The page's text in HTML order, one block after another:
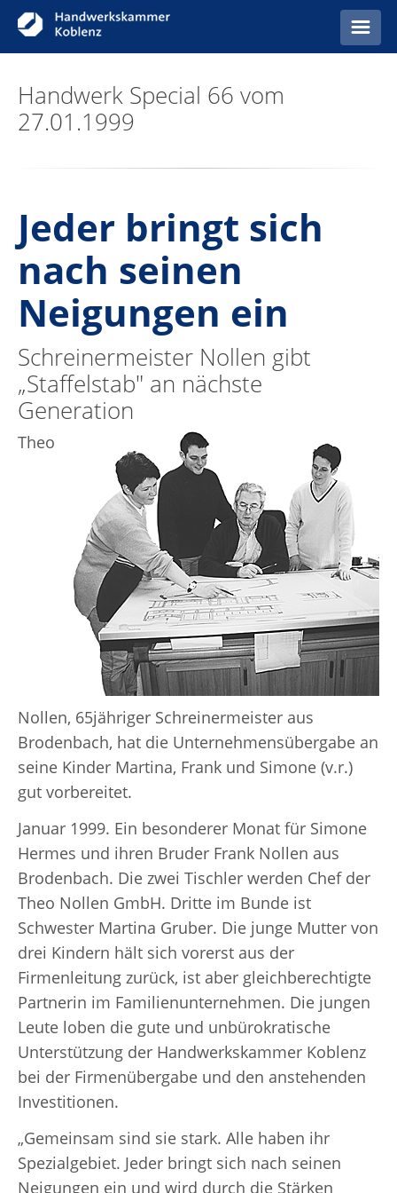
Handwerk Special 66 vom
27.01.1999
Jeder bringt sich
nach seinen
Neigungen ein
Schreinermeister Nollen gibt
„Staffelstab" an nächste
Generation
Theo
Nollen, 65jähriger Schreinermeister aus
Brodenbach, hat die Unternehmensübergabe an
seine Kinder Martina, Frank und Simone (v.r.)
gut vorbereitet.
Januar 1999. Ein besonderer Monat für Simone
Hermes und ihren Bruder Frank Nollen aus
Brodenbach. Die zwei Tischler werden Chef der
Theo Nollen GmbH. Dritte im Bunde ist
Schwester Martina Gruber. Die junge Mutter von
drei Kindern hält sich vorerst aus der
Firmenleitung zurück, ist aber gleichberechtigte
Partnerin im Familienunternehmen. Die jungen
Leute loben die gute und unbürokratische
Unterstützung der Handwerkskammer Koblenz
bei der Firmenübergabe und den anstehenden
Investitionen.
„Gemeinsam sind sie stark. Alle haben ihr
Spezialgebiet. Jeder bringt sich nach seinen
Neigungen ein und wird durch die Stärken